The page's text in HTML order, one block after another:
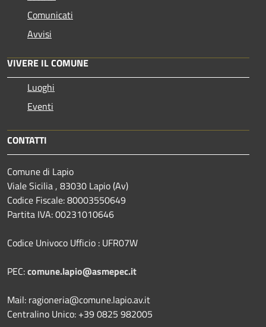
Comunicati
Avvisi
VIVERE IL COMUNE
Luoghi
Eventi
CONTATTI
Comune di Lapio
Viale Sicilia , 83030 Lapio (Av)
Codice Fiscale: 80003550649
Partita IVA: 00231010646
Codice Univoco Ufficio : UFR07W
PEC:comune.lapio@asmepec.it
Mail: ragioneria@comune.lapio.av.it
Centralino Unico: +39 0825 982005